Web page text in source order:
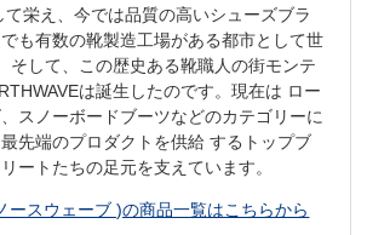
栄え、今では品質の高いシューズブラ
も有数の靴製造工場がある都市として世
そして、この歴史ある靴職人の街モンテ
は誕生したのです。現在は ロー
スノーボードブーツなどのカテゴリーに
先端のプロダクトを供給 するトップブ
ートたちの足元を支えています。
ースウェーブ )の商品一覧はこちらから